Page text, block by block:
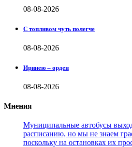
08-08-2026
С топливом чуть полегче
08-08-2026
Иринею – орден
08-08-2026
Мнения
Муниципальные автобусы
расписанию, но мы не знаем
поскольку на остановках их